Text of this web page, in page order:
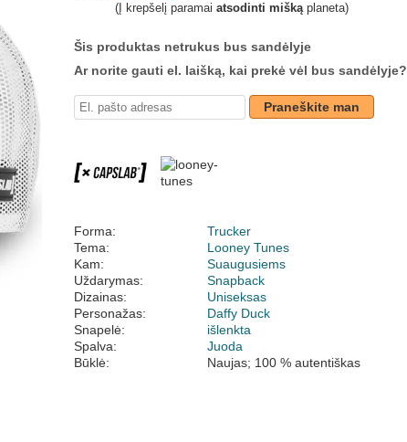
(Į krepšelį paramai atsodinti miškąplaneta)
Šis produktas netrukus bus sandėlyje
Ar norite gauti el. laišką, kai prekė vėl bus sandėlyje?
Praneškite man
Forma:
Trucker
Tema:
Looney Tunes
Kam:
Suaugusiems
Uždarymas:
Snapback
Dizainas:
Uniseksas
Personažas:
Daffy Duck
Snapelė:
išlenkta
Spalva:
Juoda
Būklė:
Naujas; 100 % autentiškas